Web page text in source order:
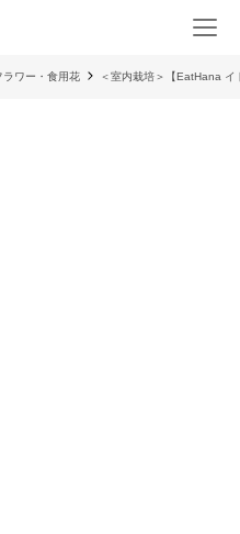
ラワー・食用花 ＜室内栽培＞【EatHana